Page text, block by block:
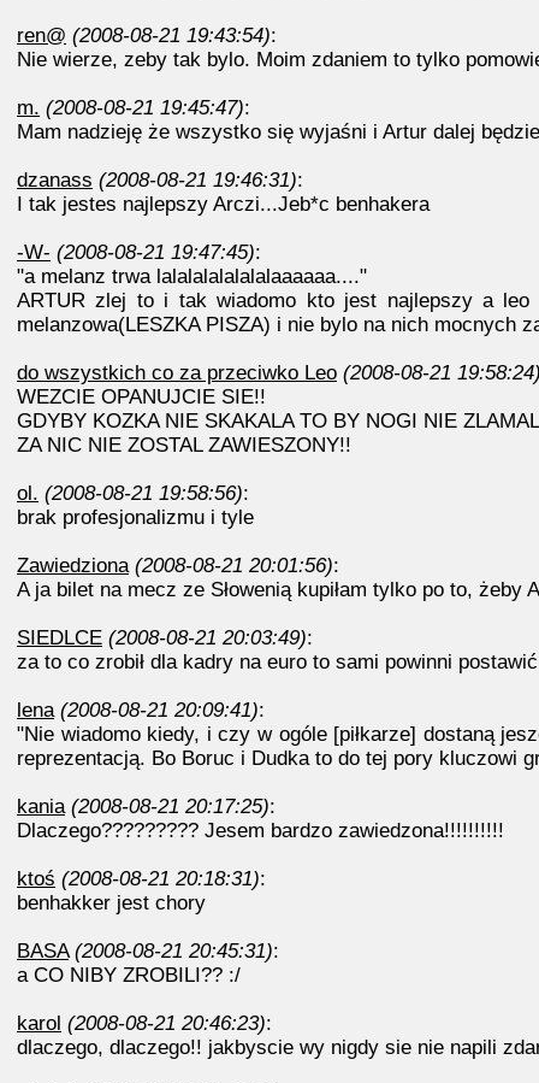
ren@ (2008-08-21 19:43:54):
Nie wierze, zeby tak bylo. Moim zdaniem to tylko
m. (2008-08-21 19:45:47):
Mam nadzieję że wszystko się wyjaśni i Artur dalej
dzanass (2008-08-21 19:46:31):
I tak jestes najlepszy Arczi...Jeb*c benhakera
-W- (2008-08-21 19:47:45):
"a melanz trwa lalalalalalalalaaaaaa...."
ARTUR zlej to i tak wiadomo kto jest najlepszy a
melanzowa(LESZKA PISZA) i nie bylo na nich mocnych
do wszystkich co za przeciwko Leo (2008-08-21
WEZCIE OPANUJCIE SIE!!
GDYBY KOZKA NIE SKAKALA TO BY NOGI NIE
ZA NIC NIE ZOSTAL ZAWIESZONY!!
ol. (2008-08-21 19:58:56):
brak profesjonalizmu i tyle
Zawiedziona (2008-08-21 20:01:56):
A ja bilet na mecz ze Słowenią kupiłam tylko po to,
SIEDLCE (2008-08-21 20:03:49):
za to co zrobił dla kadry na euro to sami powinni
lena (2008-08-21 20:09:41):
"Nie wiadomo kiedy, i czy w ogóle [piłkarze] dostaną
reprezentacją. Bo Boruc i Dudka to do tej pory kluczowi
kania (2008-08-21 20:17:25):
Dlaczego????????? Jesem bardzo zawiedzona!!!!!!!!!!
ktoś (2008-08-21 20:18:31):
benhakker jest chory
BASA (2008-08-21 20:45:31):
a CO NIBY ZROBILI?? :/
karol (2008-08-21 20:46:23):
dlaczego, dlaczego!! jakbyscie wy nigdy sie nie napili